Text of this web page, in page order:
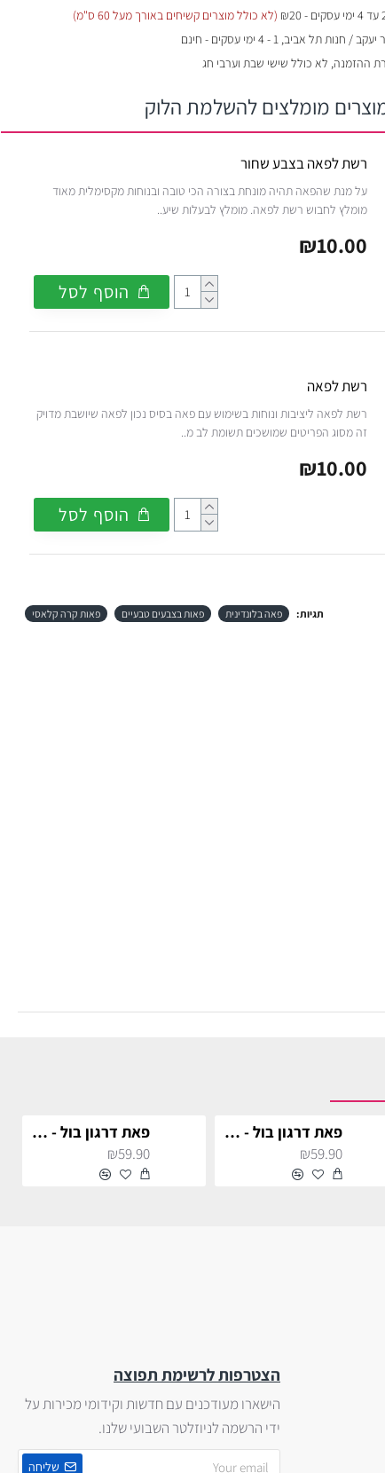
(לא כולל מוצרים קשיחים באורך מעל 60 ס"מ)
תל אביב, 1 - 4 ימי עסקים - חינם
ההזמנה, לא כולל שישי שבת וערבי חג
מומלצים להשלמת הלוק
רשת לפאה בצבע שחור
על מנת שהפאה תהיה מונחת בצורה הכי טובה ובנוחות מקסימלית מאוד
מומלץ לחבוש רשת לפאה. מומלץ לבעלות שיע..
₪10.00
הוסף לסל
רשת לפאה
רשת לפאה ליציבות ונוחות בשימוש עם פאה בסיס נכון לפאה שיושבת מדויק
זה מסוג הפריטים שמושכים תשומת לב מ..
₪10.00
הוסף לסל
תגיות: פאה בלונדינית פאות בצבעים טבעיים פאות קרה קלאסי
פאת דרגון בול - גוקו
₪59.90
פאת דרגון בול - גוקו סופר סאייה
₪59.90
הצטרפות לרשימת תפוצה
הישארו מעודכנים עם חדשות וקידומי מכירות על
ידי הרשמה לניוזלטר השבועי שלנו.
שליחה